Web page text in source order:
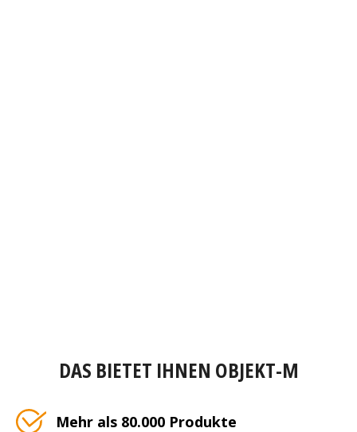
DAS BIETET IHNEN OBJEKT-M
Mehr als 80.000 Produkte